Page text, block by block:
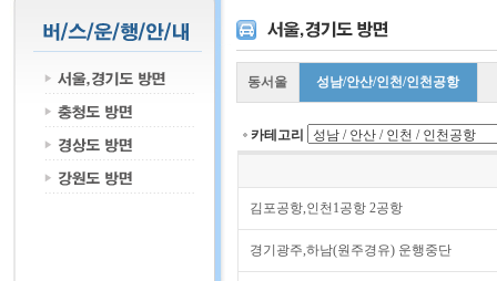
동서울 성남/안산/인천/인천공항
카테고리
김포공항,인천1공항 2공항
경기광주,하남(원주경유) 운행중단